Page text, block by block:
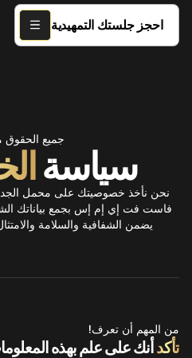
احجز جلستك التمهيدية
جميع
سياسة
نحن نأخذ خصوصيتك على محمل الجد.
فاست فت إي إم إس بجمع بياناتك
يضمن الشفافية والسلامة
من المهم أن تعرف!
تأكدأنك على علم بهذه